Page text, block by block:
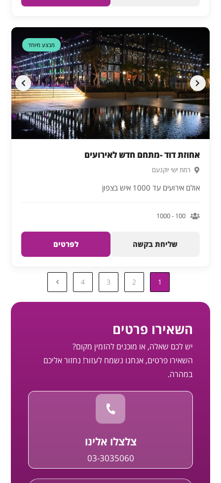
מבצע מיוחד
אחוזת דוד -מתחם חדש לאירועים
רמת ישי יוקנעם
אולם אירועים עד 1000 איש בצפון
100 - 1000
שליחת בקשה לפרטים
1
2
3
4
השאירו פרטים
יש לכם שאלה, או מוכנים להזמין מקום?
השאירו פרטים, אנחנו נשמח לעזור! נחזור אליכם
במהרה.
צלצלו אלינו
03-3035060